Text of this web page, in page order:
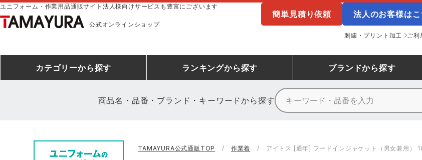
ユニフォーム・作業用品通販サイト法人様向けサービスも豊富にございます
公式オンラインショップ
簡単見積り依頼 法人のお客様はこ
刺繍・プリント加工 ご利
カテゴリーから探す
防寒着
ランキングから探す
ミズノ安全靴ランキング
ブランドから探す
農作業服
商品名・品番・ブランド・キーワードから探す
TAMAYURA公式通販TOP 作業着 アイトス [通年] フードインジャケット（男女兼用）